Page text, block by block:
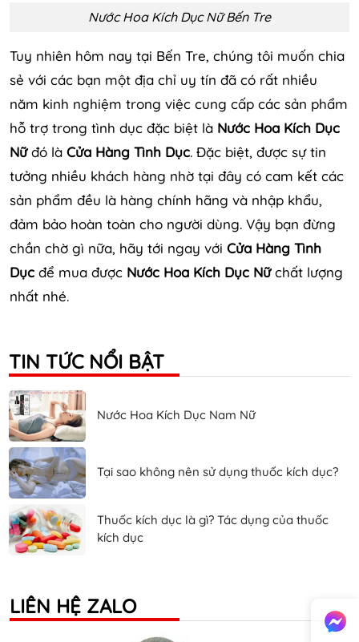
Nước Hoa Kích Dục Nữ Bến Tre
Tuy nhiên hôm nay tại Bến Tre, chúng tôi muốn chia
sẻ với các bạn một địa chỉ uy tín đã có rất nhiều
năm kinh nghiệm trong việc cung cấp các sản phẩm
hỗ trợ trong tình dục đặc biệt là Nước Hoa Kích Dục
Nữđó là Cửa Hàng Tình Dục. Đặc biệt, được sự tin
tưởng nhiều khách hàng nhờ tại đây có cam kết các
sản phẩm đều là hàng chính hãng và nhập khẩu,
đảm bảo hoàn toàn cho người dùng. Vậy bạn đừng
chần chờ gì nữa, hãy tới ngay với Cửa Hàng Tình
Dục để mua được Nước Hoa Kích Dục Nữchất lượng
nhất nhé.
TIN TỨC NỔI BẬT
Nước Hoa Kích Dục Nam Nữ
Tại sao không nên sử dụng thuốc kích dục?
Thuốc kích dục là gì? Tác dụng của thuốc
kích dục
LIÊN HỆ ZALO